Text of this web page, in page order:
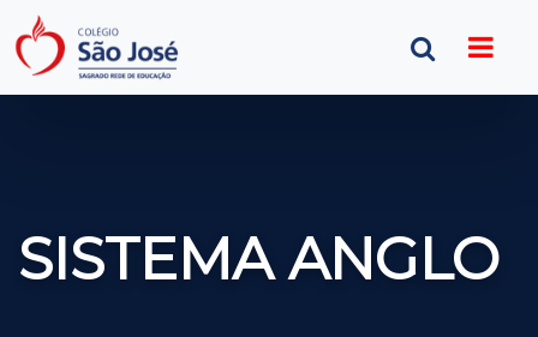
SISTEMA ANGLO